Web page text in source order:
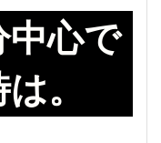
中心で
。